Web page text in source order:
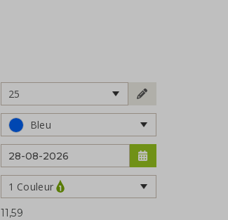
25
Bleu
1 Couleur
11,59